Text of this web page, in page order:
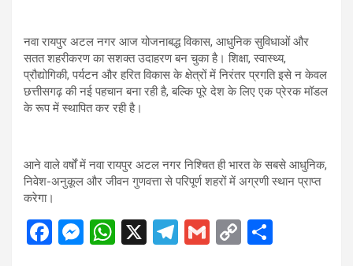
नवा रायपुर अटल नगर आज योजनाबद्ध विकास, आधुनिक सुविधाओं और
सतत शहरीकरण का सशक्त उदाहरण बन चुका है। शिक्षा, स्वास्थ्य,
प्रौद्योगिकी, पर्यटन और हरित विकास के क्षेत्रों में निरंतर प्रगति इसे न केवल
छत्तीसगढ़ की नई पहचान बना रही है, बल्कि पूरे देश के लिए एक प्रेरक मॉडल
के रूप में स्थापित कर रही है।
आने वाले वर्षों में नवा रायपुर अटल नगर निश्चित ही भारत के सबसे आधुनिक,
निवेश-अनुकूल और जीवन गुणवत्ता से परिपूर्ण शहरों में अग्रणी स्थान प्राप्त
करेगा।
F
M W X
T
G
C